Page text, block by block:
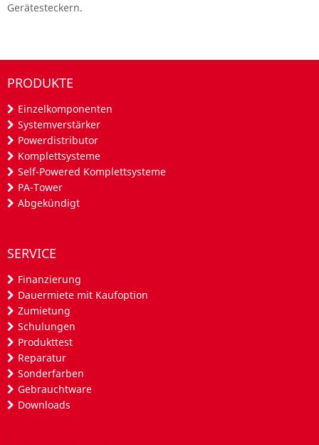
Gerätesteckern.
PRODUKTE
Einzelkomponenten
Systemverstärker
Powerdistributor
Komplettsysteme
Self-Powered Komplettsysteme
PA-Tower
Abgekündigt
SERVICE
Finanzierung
Dauermiete mit Kaufoption
Zumietung
Schulungen
Produkttest
Reparatur
Sonderfarben
Gebrauchtware
Downloads